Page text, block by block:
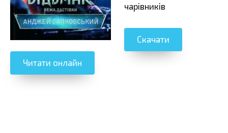
чарівників
Скачати
Читати онлайн